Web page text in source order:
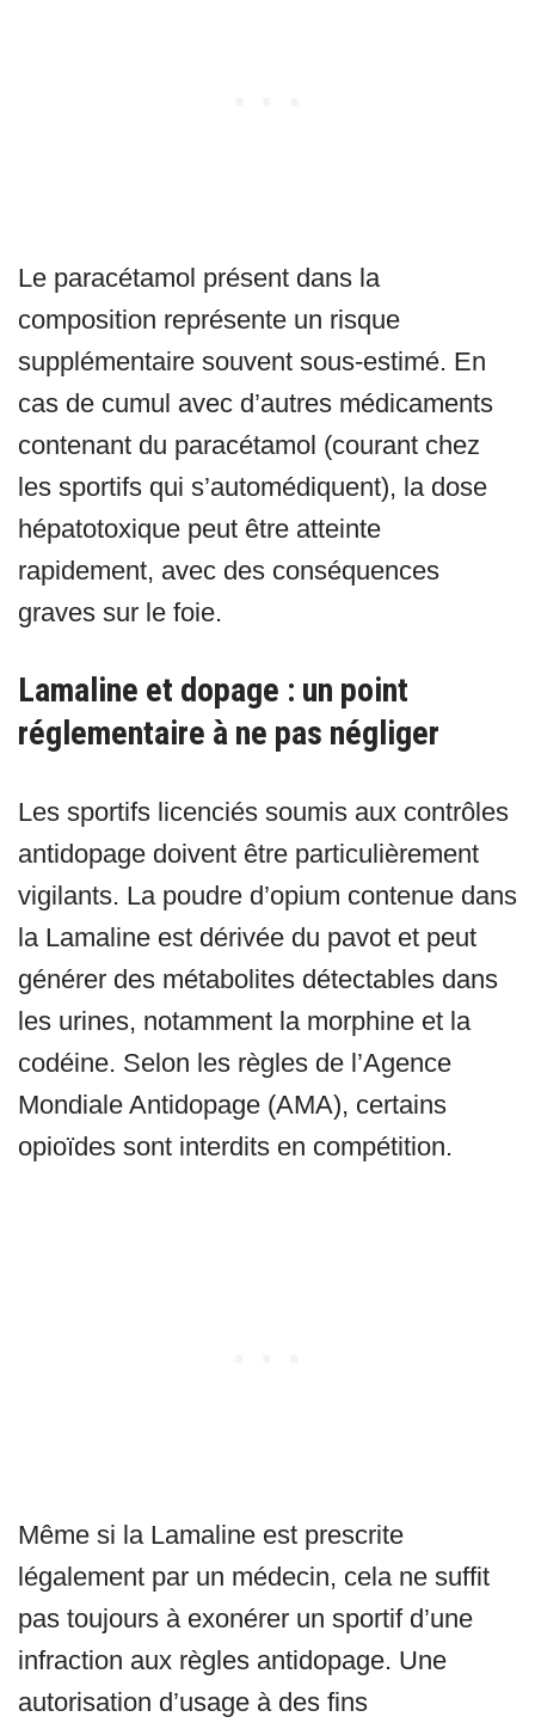
Le paracétamol présent dans la
composition représente un risque
supplémentaire souvent sous-estimé. En
cas de cumul avec d’autres médicaments
contenant du paracétamol (courant chez
les sportifs qui s’automédiquent), la dose
hépatotoxique peut être atteinte
rapidement, avec des conséquences
graves sur le foie.
Lamaline et dopage : un point
réglementaire à ne pas négliger
Les sportifs licenciés soumis aux contrôles
antidopage doivent être particulièrement
vigilants. La poudre d’opium contenue dans
la Lamaline est dérivée du pavot et peut
générer des métabolites détectables dans
les urines, notamment la morphine et la
codéine. Selon les règles de l’Agence
Mondiale Antidopage (AMA), certains
opioïdes sont interdits en compétition.
Même si la Lamaline est prescrite
légalement par un médecin, cela ne suffit
pas toujours à exonérer un sportif d’une
infraction aux règles antidopage. Une
autorisation d’usage à des fins